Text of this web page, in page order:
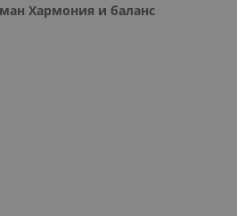
Хармония и баланс